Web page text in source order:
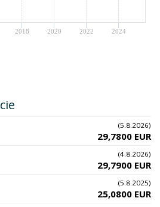
2018 2020 2022 2024
(5.8.2026)
29,7800 EUR
(4.8.2026)
29,7900 EUR
(5.8.2025)
25,0800 EUR